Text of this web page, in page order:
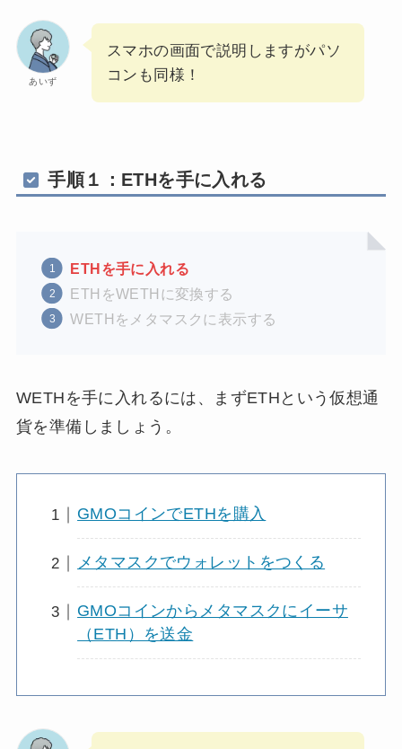
あいず
スマホの画面で説明しますがパソ
コンも同様！
手順１：ETHを手に入れる
ETHを手に入れる
ETHをWETHに変換する
WETHをメタマスクに表示する
WETHを手に入れるには、まずETHという仮想通
貨を準備しましょう。
GMOコインでETHを購入
メタマスクでウォレットをつくる
GMOコインからメタマスクにイーサ
（ETH）を送金